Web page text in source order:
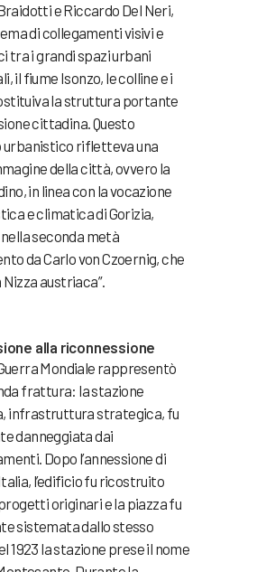
e Riccardo Del Neri,
di collegamenti visivi e
tra i grandi spazi urbani
il fiume Isonzo, le colline e i
la struttura portante
cittadina. Questo
rifletteva una
della città, ovvero la
in linea con la vocazione
e climatica di Gorizia,
seconda metà
da Carlo von Czoernig, che
Nizza austriaca”.
alla riconnessione
Mondiale rappresentò
frattura: la stazione
infrastruttura strategica, fu
danneggiata dai
Dopo l’annessione di
l’edificio fu ricostruito
originari e la piazza fu
sistemata dallo stesso
1923 la stazione prese il nome